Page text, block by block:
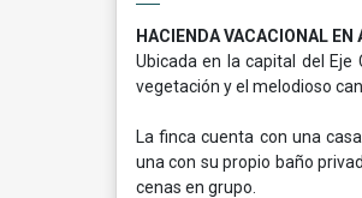
HACIENDA VACACIONAL EN
Ubicada en la capital del
vegetación y el melodioso
La finca cuenta con una
una con su propio baño
cenas en grupo.